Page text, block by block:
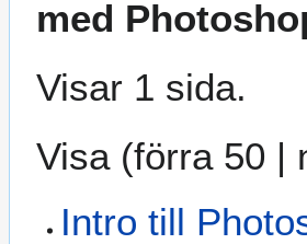
med
Visar 1 sida.
Visa (förra 50 |
Intro till